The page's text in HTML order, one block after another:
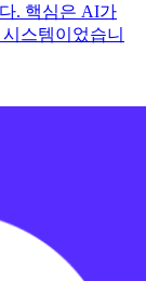
. 핵심은 AI가
스템이었습니